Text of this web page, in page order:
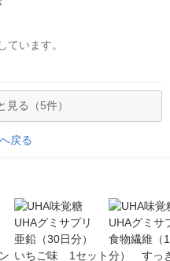
ています。
見る（5件）
戻る